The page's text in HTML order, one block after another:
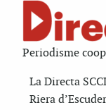
Periodisme
La Directa
Riera